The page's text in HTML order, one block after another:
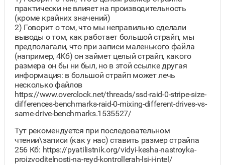
практически не влияет на производительность
(кроме крайних значений)
2) Говорит о том, что мы неправильно сделали
выводы о том, как работает большой страйп, мы
предполагали, что при записи маленького файла
(например, 4Кб) он займет целый страйп, какого
размера он бы ни был, но в этой ссылке другая
информация: в большой страйп может лечь
несколько файлов
https://www.overclock.net/threads/ssd-raid-0-stripe-size-
differences-benchmarks-raid-0-mixing-different-drives-vs-
same-drive-benchmarks.1535527/
Тут рекомендуется при последовательном
чтении\записи (как у нас) ставить размер страйпа
256 Кб: https://pyatilistnik.org/vidyi-kesha-nastroyka-
proizvoditelnosti-na-reyd-kontrollerah-lsi-i-intel/